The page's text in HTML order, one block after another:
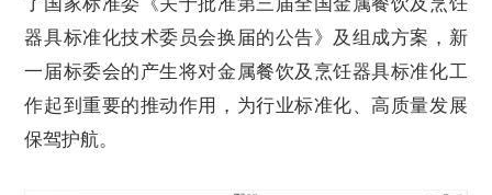
器具标准化技术委员会换届的公告》及组成方案，新
一届标委会的产生将对金属餐饮及烹饪器具标准化工
作起到重要的推动作用，为行业标准化、高质量发展
保驾护航。